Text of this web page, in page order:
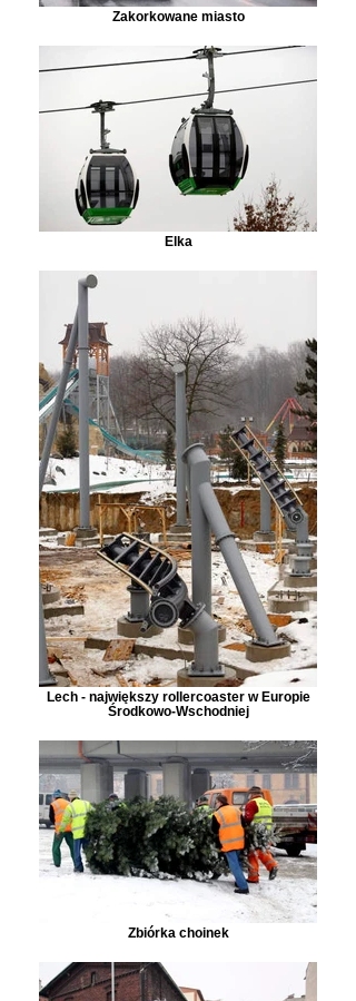
Zakorkowane miasto
Elka
Lech - największy rollercoaster w Europie
Środkowo-Wschodniej
Zbiórka choinek